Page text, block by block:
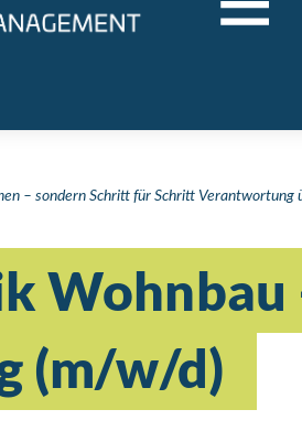
Forstwirtschaft
Medizin,